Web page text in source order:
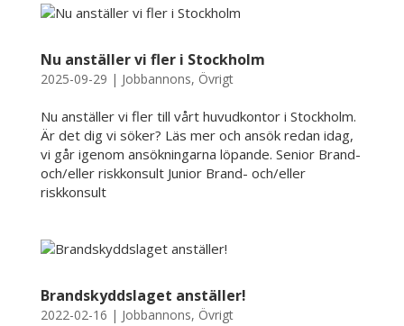
Nu anställer vi fler i Stockholm
2025-09-29 | Jobbannons, Övrigt
Nu anställer vi fler till vårt huvudkontor i Stockholm.
Är det dig vi söker? Läs mer och ansök redan idag,
vi går igenom ansökningarna löpande. Senior Brand-
och/eller riskkonsult Junior Brand- och/eller
riskkonsult
Brandskyddslaget anställer!
2022-02-16 | Jobbannons, Övrigt